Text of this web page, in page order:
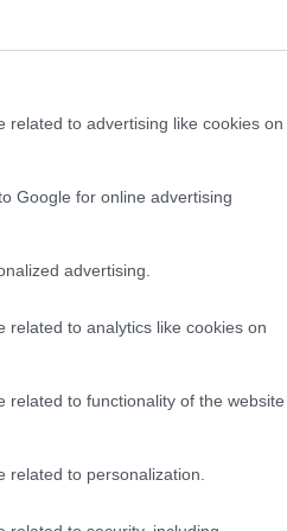
related to advertising like cookies on
Google for online advertising
advertising.
related to analytics like cookies on
related to functionality of the website
related to personalization.
Αντίθετα, η αναμονή
για να αντιμετωπιστεί ο
τη μορφή του στραβισμού.
για τον
του ’60, έγινε γνωστό πως η
στην πρώιμη παιδική
τυχόν οπτικού
αντιμετωπιστεί
του για το υπόλοιπο
που πάσχει από στραβισμό
νεογέννητα έχουν
μπορεί να δώσει την